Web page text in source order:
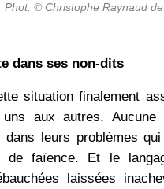
Phot. © Christophe Raynaud
dans ses non-dits
situation finalement
aux autres. Aucune
dans leurs problèmes
de faïence. Et le
laissées